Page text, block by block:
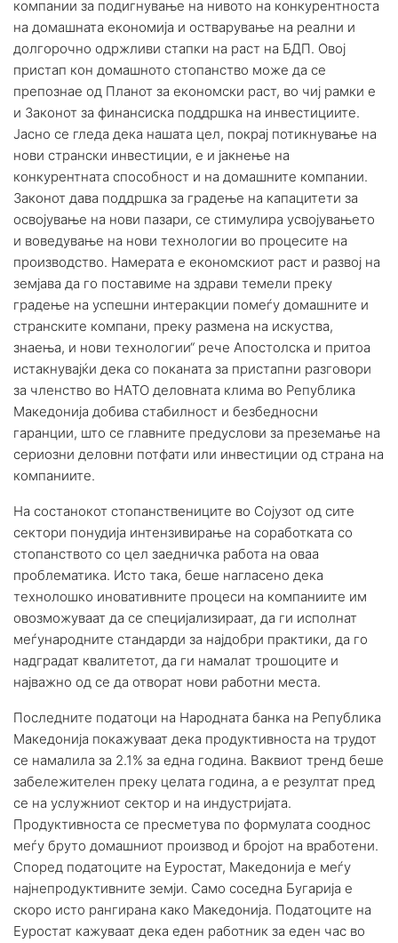
компании за подигнување на нивото на конкурентноста
на домашната економија и остварување на реални и
долгорочно одржливи стапки на раст на БДП. Овој
пристап кон домашното стопанство може да се
препознае од Планот за економски раст, во чиј рамки е
и Законот за финансиска поддршка на инвестициите.
Јасно се гледа дека нашата цел, покрај потикнување на
нови странски инвестиции, е и јакнење на
конкурентната способност и на домашните компании.
Законот дава поддршка за градење на капацитети за
освојување на нови пазари, се стимулира усвојувањето
и воведување на нови технологии во процесите на
производство. Намерата е економскиот раст и развој на
земјава да го поставиме на здрави темели преку
градење на успешни интеракции помеѓу домашните и
странските компани, преку размена на искуства,
знаења, и нови технологии“ рече Апостолска и притоа
истакнувајќи дека со поканата за пристапни разговори
за членство во НАТО деловната клима во Република
Македонија добива стабилност и безбедносни
гаранции, што се главните предуслови за преземање на
сериозни деловни потфати или инвестиции од страна на
компаниите.
На состанокот стопанствениците во Сојузот од сите
сектори понудија интензивирање на соработката со
стопанството со цел заедничка работа на оваа
проблематика. Исто така, беше нагласено дека
технолошко иновативните процеси на компаниите им
овозможуваат да се специјализираат, да ги исполнат
меѓународните стандарди за најдобри практики, да го
надградат квалитетот, да ги намалат трошоците и
најважно од се да отворат нови работни места.
Последните податоци на Народната банка на Република
Македонија покажуваат дека продуктивноста на трудот
се намалила за 2.1% за една година. Ваквиот тренд беше
забележителен преку целата година, а е резултат пред
се на услужниот сектор и на индустријата.
Продуктивноста се пресметува по формулата сооднос
меѓу бруто домашниот производ и бројот на вработени.
Според податоците на Еуростат, Македонија е меѓу
најнепродуктивните земји. Само соседна Бугарија е
скоро исто рангирана како Македонија. Податоците на
Еуростат кажуваат дека еден работник за еден час во